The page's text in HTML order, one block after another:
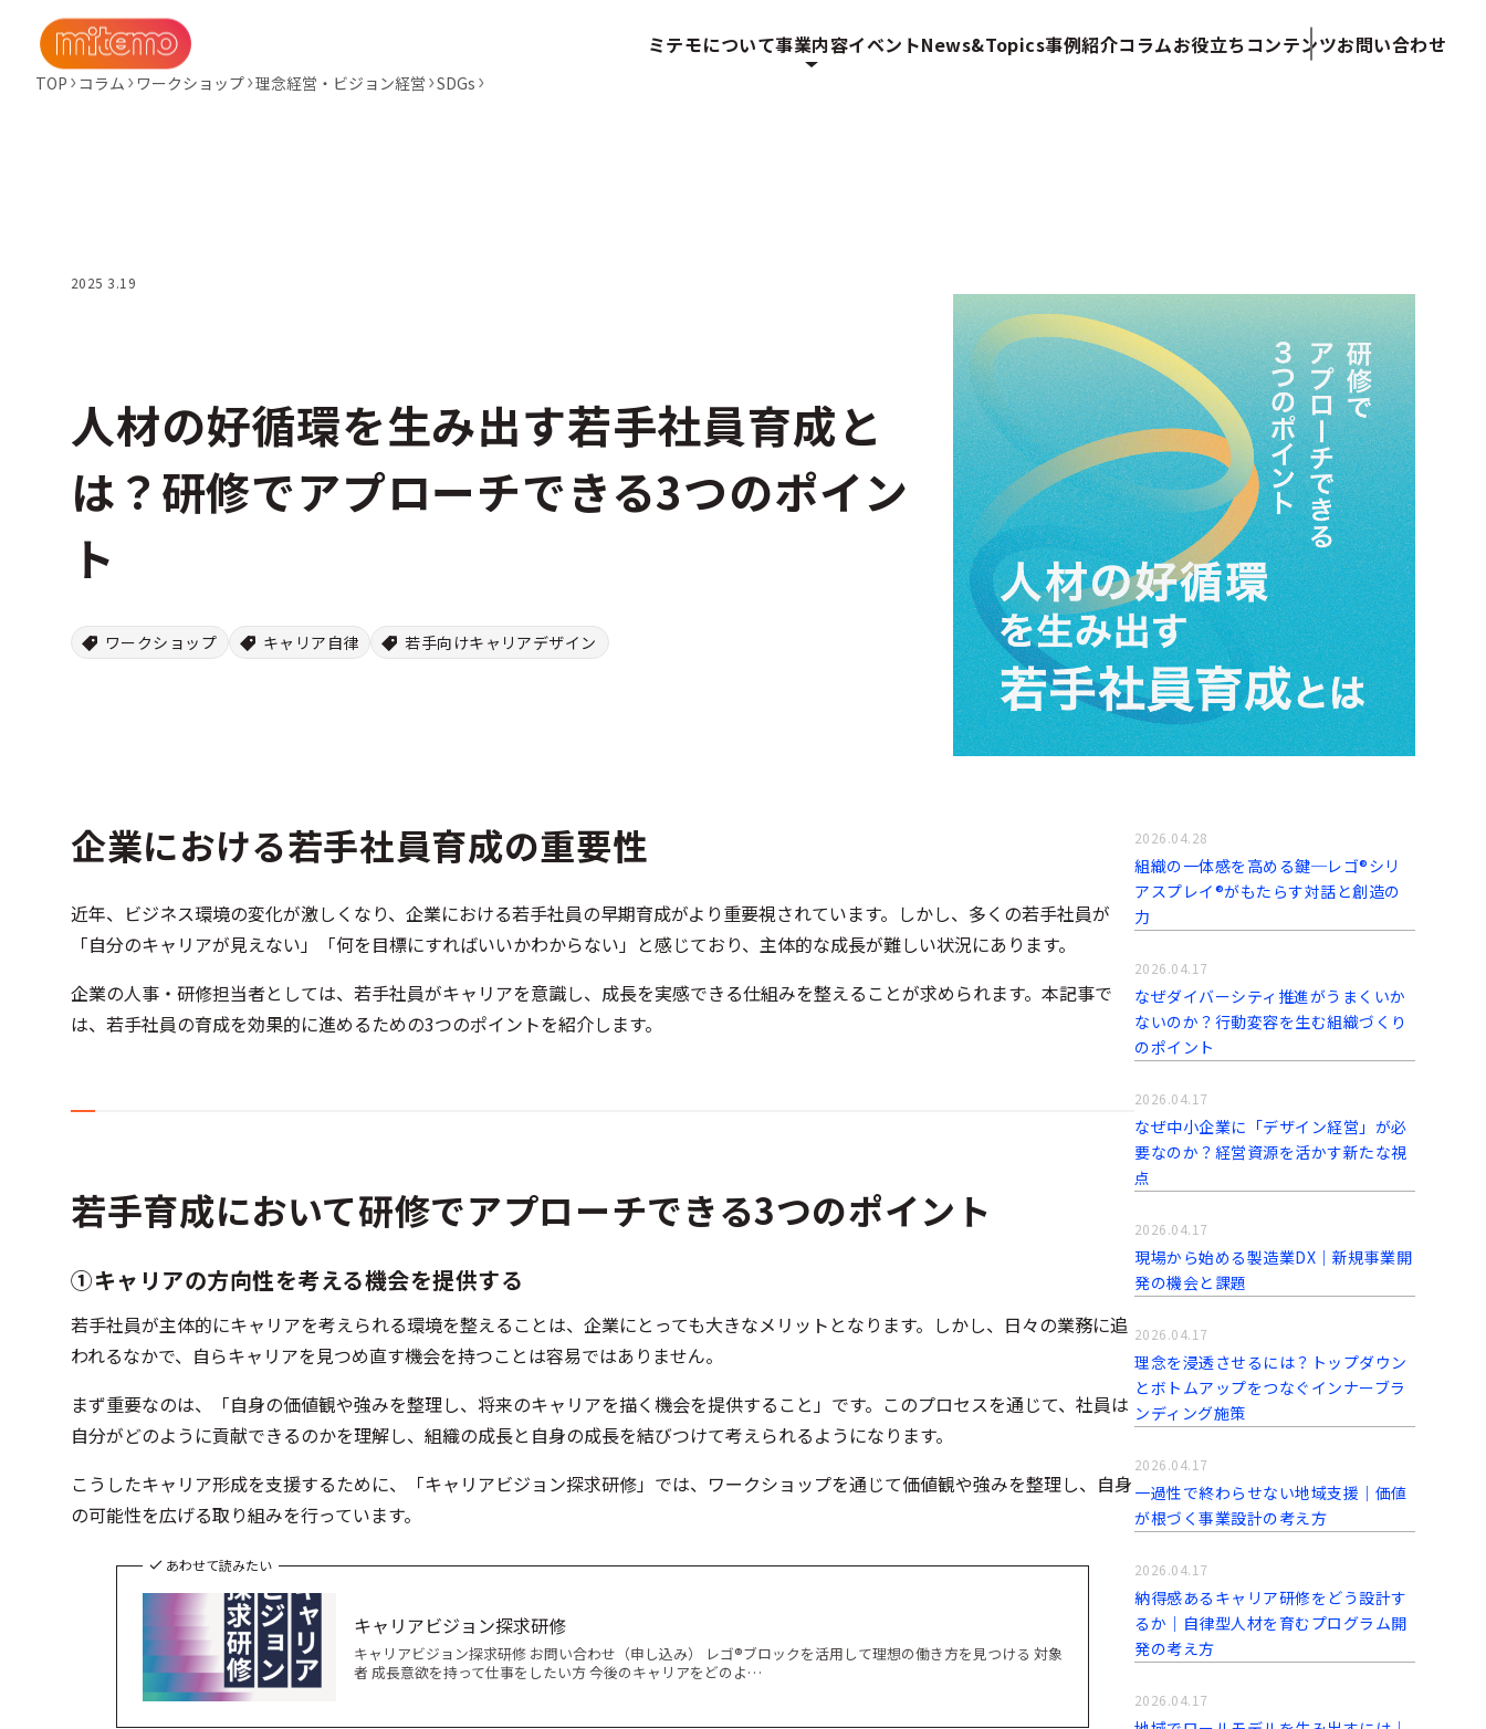
ミテモについて事業内容イベントNews&Topics事例紹介コラムお役立ちコンテンツお問い合わせ
TOP コラム ワークショップ 理念経営・ビジョン経営 SDGs
2025 3.19
人材の好循環を生み出す若手社員育成と
は？研修でアプローチできる3つのポイン
ト
ワークショップ キャリア自律 若手向けキャリアデザイン
企業における若手社員育成の重要性
近年、ビジネス環境の変化が激しくなり、企業における若手社員の早期育成がより重要視されています。しかし、多くの若手社員が
「自分のキャリアが見えない」「何を目標にすればいいかわからない」と感じており、主体的な成長が難しい状況にあります。
企業の人事・研修担当者としては、若手社員がキャリアを意識し、成長を実感できる仕組みを整えることが求められます。本記事で
は、若手社員の育成を効果的に進めるための3つのポイントを紹介します。
若手育成において研修でアプローチできる3つのポイント
①キャリアの方向性を考える機会を提供する
若手社員が主体的にキャリアを考えられる環境を整えることは、企業にとっても大きなメリットとなります。しかし、日々の業務に追
われるなかで、自らキャリアを見つめ直す機会を持つことは容易ではありません。
まず重要なのは、「自身の価値観や強みを整理し、将来のキャリアを描く機会を提供すること」です。このプロセスを通じて、社員は
自分がどのように貢献できるのかを理解し、組織の成長と自身の成長を結びつけて考えられるようになります。
こうしたキャリア形成を支援するために、「キャリアビジョン探求研修」では、ワークショップを通じて価値観や強みを整理し、自身
の可能性を広げる取り組みを行っています。
あわせて読みたい
キャリアビジョン探求研修
キャリアビジョン探求研修 お問い合わせ（申し込み） レゴ®ブロックを活用して理想の働き方を見つける 対象
者 成長意欲を持って仕事をしたい方 今後のキャリアをどのよ…
組織の一体感を高める鍵─レゴ®シリ
アスプレイ®がもたらす対話と創造の
力
2026.04.28
なぜダイバーシティ推進がうまくいか
ないのか？行動変容を生む組織づくり
のポイント
2026.04.17
なぜ中小企業に「デザイン経営」が必
要なのか？経営資源を活かす新たな視
点
2026.04.17
現場から始める製造業DX｜新規事業開
発の機会と課題
2026.04.17
理念を浸透させるには？トップダウン
とボトムアップをつなぐインナーブラ
ンディング施策
2026.04.17
一過性で終わらせない地域支援｜価値
が根づく事業設計の考え方
2026.04.17
納得感あるキャリア研修をどう設計す
るか｜自律型人材を育むプログラム開
発の考え方
2026.04.17
2026.04.17